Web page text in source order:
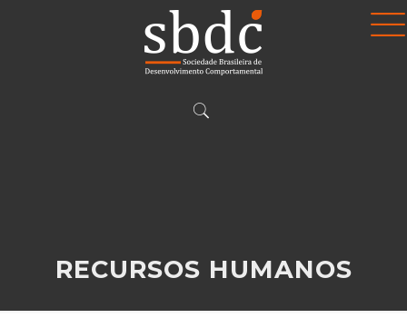
RECURSOS HUMANOS